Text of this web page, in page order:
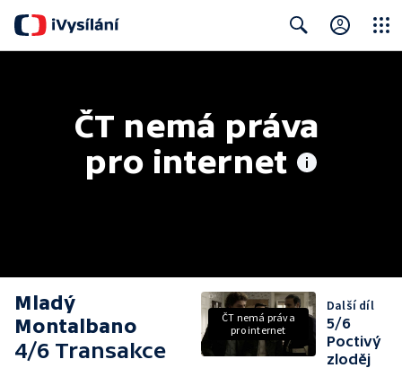
ČT nemá práva
pro internet
Mladý
Montalbano
4/6 Transakce
ČT nemá práva
pro internet
Další díl
5/6
Poctivý
zloděj